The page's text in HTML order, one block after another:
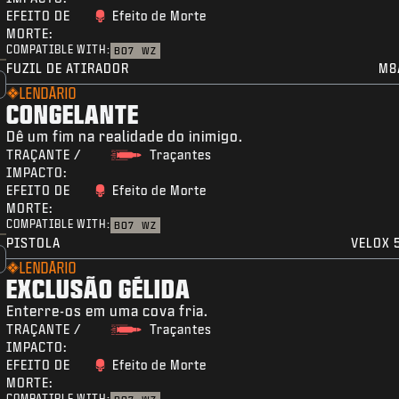
EFEITO DE
MORTE:
Efeito de Morte
COMPATIBLE WITH: BO7 WZ
FUZIL DE ATIRADOR
LENDÁRIO
CONGELANTE
Dê um fim na realidade do inimigo.
TRAÇANTE /
IMPACTO:
Traçantes
EFEITO DE
MORTE:
Efeito de Morte
COMPATIBLE WITH: BO7 WZ
PISTOLA VELOX
LENDÁRIO
EXCLUSÃO GÉLIDA
Enterre-os em uma cova fria.
TRAÇANTE /
IMPACTO:
Traçantes
EFEITO DE
MORTE:
Efeito de Morte